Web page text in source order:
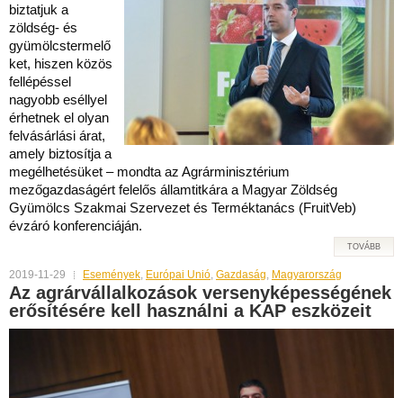
biztatjuk a
zöldség- és
gyümölcstermelő
ket, hiszen közös
fellépéssel
nagyobb eséllyel
érhetnek el olyan
felvásárlási árat,
amely biztosítja a
megélhetésüket – mondta az Agrárminisztérium
mezőgazdaságért felelős államtitkára a Magyar Zöldség
Gyümölcs Szakmai Szervezet és Terméktanács (FruitVeb)
évzáró konferenciáján.
TOVÁBB
2019-11-29 Események, Európai Unió, Gazdaság, Magyarország
Az agrárvállalkozások versenyképességének
erősítésére kell használni a KAP eszközeit